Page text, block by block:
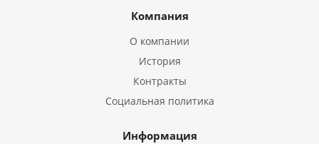
Компания
О компании
История
Контракты
Социальная политика
Информация